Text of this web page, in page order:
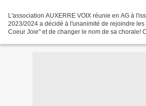
L'association AUXERRE VOIX réunie en AG à
2023/2024 a décidé à l'unanimité de rejoindre
Coeur Joie" et de changer le nom de sa chorale!